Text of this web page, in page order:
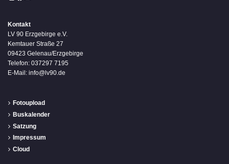
Instagram
Facebook
YouTube
Kontakt
LV 90 Erzgebirge e.V.
Kemtauer Straße 27
09423 Gelenau/Erzgebirge
Telefon: 037297 7195
E-Mail: info@lv90.de
Fotoupload
Buskalender
Satzung
Impressum
Cloud